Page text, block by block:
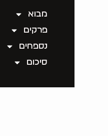
מבוא
פרקים
נספחים
סיכום